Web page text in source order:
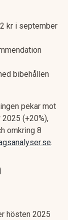
kr i september
bibehållen
pekar mot
(+20%),
omkring 8
.
hösten 2025